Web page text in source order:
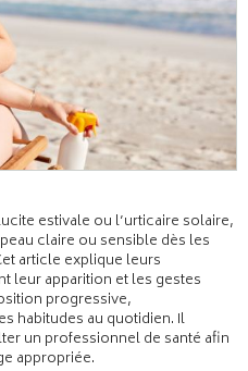
estivale ou l’urticaire solaire,
claire ou sensible dès les
article explique leurs
leur apparition et les gestes
progressive,
habitudes au quotidien. Il
un professionnel de santé afin
appropriée.